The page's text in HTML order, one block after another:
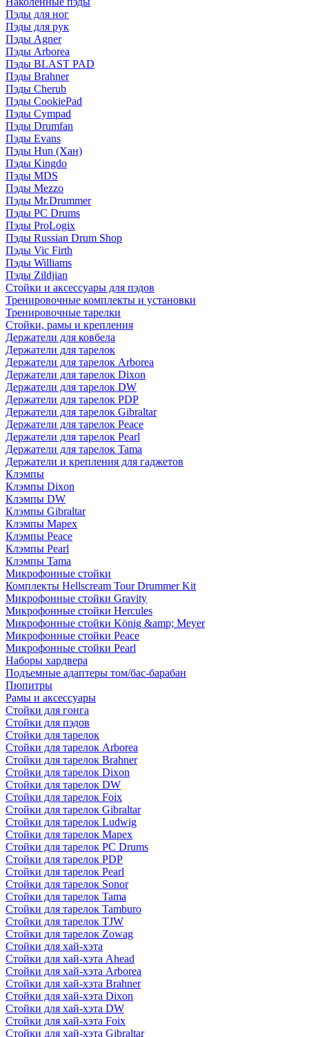
Пэды для ног
Пэды для рук
Пэды Agner
Пэды Arborea
Пэды BLAST PAD
Пэды Brahner
Пэды Cherub
Пэды CookiePad
Пэды Cympad
Пэды Drumfan
Пэды Evans
Пэды Hun (Хан)
Пэды Kingdo
Пэды MDS
Пэды Mezzo
Пэды Mr.Drummer
Пэды PC Drums
Пэды ProLogix
Пэды Russian Drum Shop
Пэды Vic Firth
Пэды Williams
Пэды Zildjian
Стойки и аксессуары для пэдов
Тренировочные комплекты и установки
Тренировочные тарелки
Стойки, рамы и крепления
Держатели для ковбела
Держатели для тарелок
Держатели для тарелок Arborea
Держатели для тарелок Dixon
Держатели для тарелок DW
Держатели для тарелок PDP
Держатели для тарелок Gibraltar
Держатели для тарелок Peace
Держатели для тарелок Pearl
Держатели для тарелок Tama
Держатели и крепления для гаджетов
Клэмпы
Клэмпы Dixon
Клэмпы DW
Клэмпы Gibraltar
Клэмпы Mapex
Клэмпы Peace
Клэмпы Pearl
Клэмпы Tama
Микрофонные стойки
Комплекты Hellscream Tour Drummer Kit
Микрофонные стойки Gravity
Микрофонные стойки Hercules
Микрофонные стойки König &amp; Meyer
Микрофонные стойки Peace
Микрофонные стойки Pearl
Наборы хардвера
Подъемные адаптеры том/бас-барабан
Пюпитры
Рамы и аксессуары
Стойки для гонга
Стойки для пэдов
Стойки для тарелок
Стойки для тарелок Arborea
Стойки для тарелок Brahner
Стойки для тарелок Dixon
Стойки для тарелок DW
Стойки для тарелок Foix
Стойки для тарелок Gibraltar
Стойки для тарелок Ludwig
Стойки для тарелок Mapex
Стойки для тарелок PC Drums
Стойки для тарелок PDP
Стойки для тарелок Pearl
Стойки для тарелок Sonor
Стойки для тарелок Tama
Стойки для тарелок Tamburo
Стойки для тарелок TJW
Стойки для тарелок Zowag
Стойки для хай-хэта
Стойки для хай-хэта Ahead
Стойки для хай-хэта Arborea
Стойки для хай-хэта Brahner
Стойки для хай-хэта Dixon
Стойки для хай-хэта DW
Стойки для хай-хэта Foix
Стойки для хай-хэта Gibraltar